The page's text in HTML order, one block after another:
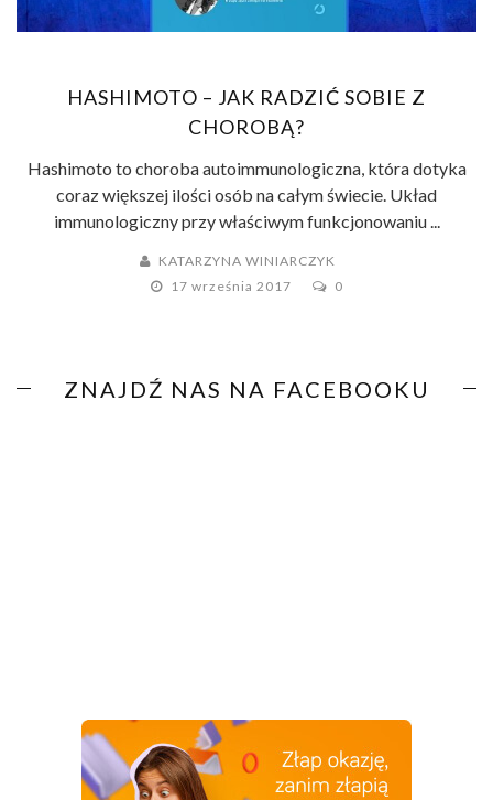
HASHIMOTO – JAK RADZIĆ SOBIE Z
CHOROBĄ?
Hashimoto to choroba autoimmunologiczna, która dotyka
coraz większej ilości osób na całym świecie. Układ
immunologiczny przy właściwym funkcjonowaniu ...
KATARZYNA WINIARCZYK
17 września 2017
0
ZNAJDŹ NAS NA FACEBOOKU